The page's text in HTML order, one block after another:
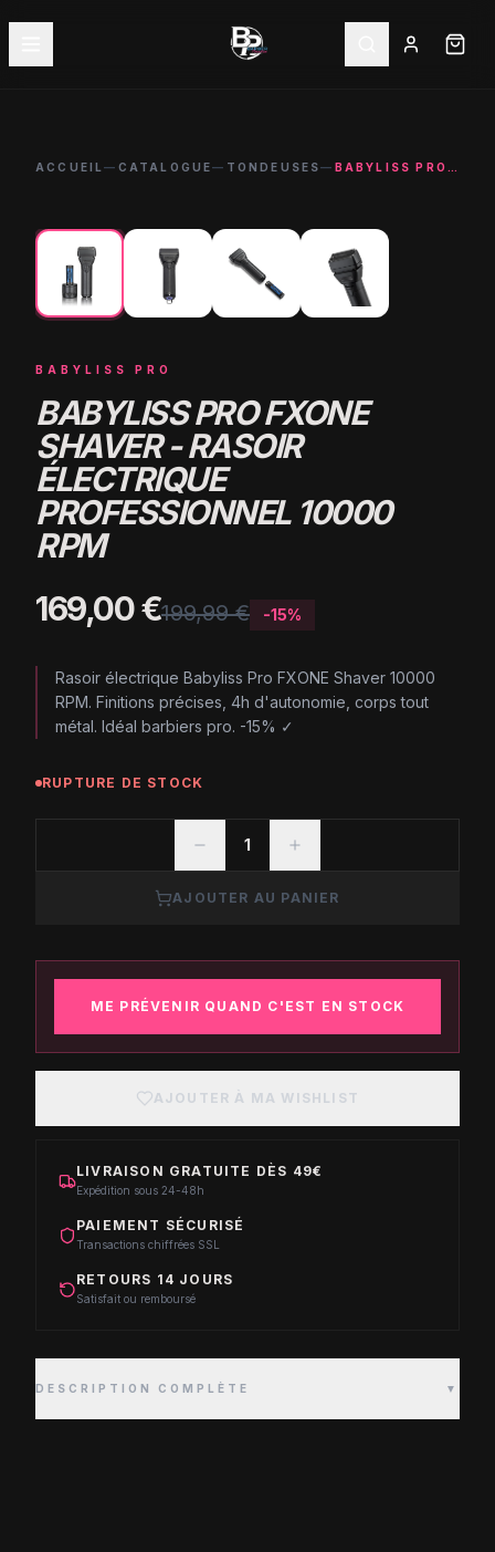
ACCUEIL— CATALOGUE— TONDEUSES— BABYLISS PRO FXONE SHAVER - RASOIR ÉLECTRIQUE PROFESSIONNEL 10000 RPM
BABYLISS PRO
BABYLISS PRO FXONE
SHAVER - RASOIR
ÉLECTRIQUE
PROFESSIONNEL 10000
RPM
169,00 €199,99 € -15%
Rasoir électrique Babyliss Pro FXONE Shaver 10000
RPM. Finitions précises, 4h d'autonomie, corps tout
métal. Idéal barbiers pro. -15% ✓
RUPTURE DE STOCK
1
AJOUTER AU PANIER
ME PRÉVENIR QUAND C'EST EN STOCK
AJOUTER À MA WISHLIST
LIVRAISON GRATUITE DÈS 49€
Expédition sous 24-48h
PAIEMENT SÉCURISÉ
Transactions chiffrées SSL
RETOURS 14 JOURS
Satisfait ou remboursé
DESCRIPTION COMPLÈTE ▼